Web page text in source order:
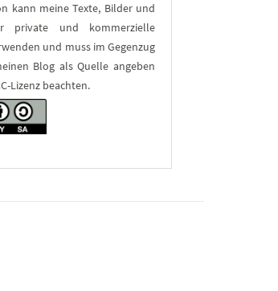
kann meine Texte, Bilder und
private und kommerzielle
und muss im Gegenzug
Blog als Quelle angeben
Lizenz beachten.